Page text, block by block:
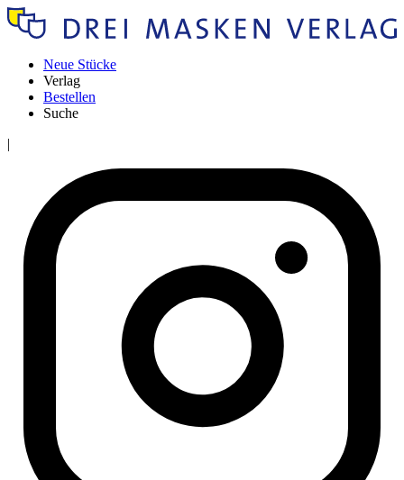
Neue Stücke
Verlag
Bestellen
Suche
|